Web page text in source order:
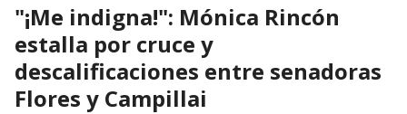
"¡Me indigna!": Mónica Rincón
estalla por cruce y
descalificaciones entre senadoras
Flores y Campillai